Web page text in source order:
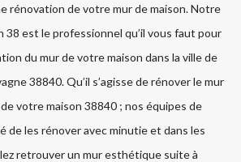
rénovation de votre mur de maison. Notre
est le professionnel qu’il vous faut pour
du mur de votre maison dans la ville de
38840. Qu’il s’agisse de rénover le mur
votre maison 38840 ; nos équipes de
de les rénover avec minutie et dans les
retrouver un mur esthétique suite à